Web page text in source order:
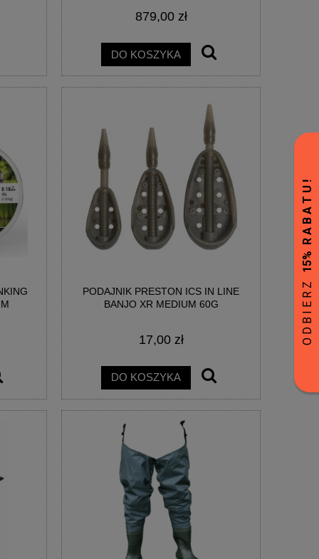
879,00 zł
DO KOSZYKA
PODAJNIK PRESTON ICS IN LINE
BANJO XR MEDIUM 60G
17,00 zł
DO KOSZYKA